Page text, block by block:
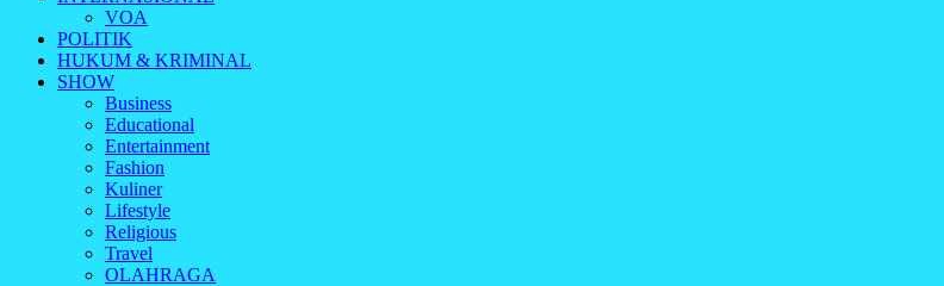
VOA
POLITIK
HUKUM & KRIMINAL
SHOW
Business
Educational
Entertainment
Fashion
Kuliner
Lifestyle
Religious
Travel
OLAHRAGA